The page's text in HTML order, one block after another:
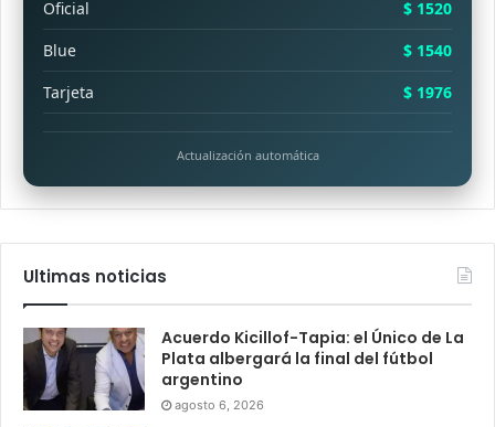
Oficial
$ 1520
Blue
$ 1540
Tarjeta
$ 1976
Actualización automática
Ultimas noticias
Acuerdo Kicillof-Tapia: el Único de La
Plata albergará la final del fútbol
argentino
agosto 6, 2026